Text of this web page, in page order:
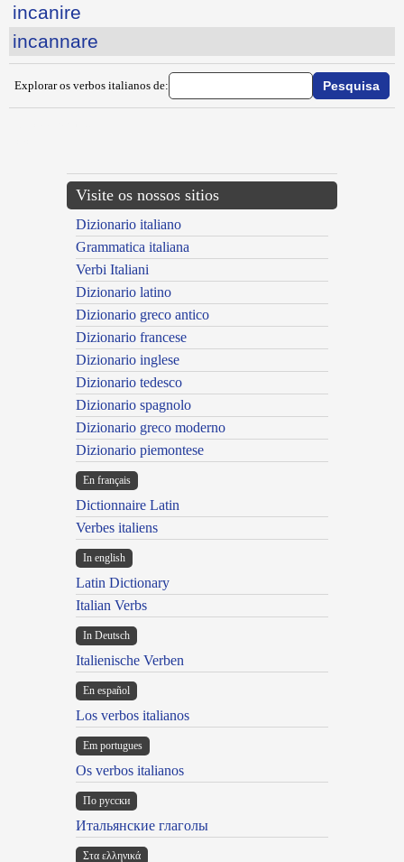
incanire
incannare
Explorar os verbos italianos de:
Visite os nossos sitios
Dizionario italiano
Grammatica italiana
Verbi Italiani
Dizionario latino
Dizionario greco antico
Dizionario francese
Dizionario inglese
Dizionario tedesco
Dizionario spagnolo
Dizionario greco moderno
Dizionario piemontese
En français
Dictionnaire Latin
Verbes italiens
In english
Latin Dictionary
Italian Verbs
In Deutsch
Italienische Verben
En español
Los verbos italianos
Em portugues
Os verbos italianos
По русски
Итальянские глаголы
Στα ελληνικά